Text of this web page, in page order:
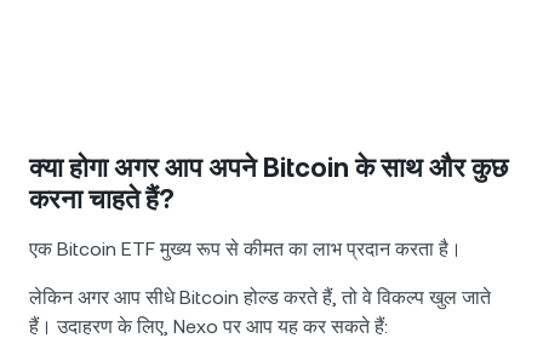
क्या होगा अगर आप अपने Bitcoin के साथ और कुछ
करना चाहते हैं?
एक Bitcoin ETF मुख्य रूप से कीमत का लाभ प्रदान करता है।
लेकिन अगर आप सीधे Bitcoin होल्ड करते हैं, तो वे विकल्प खुल जाते
हैं। उदाहरण के लिए, Nexo पर आप यह कर सकते हैं: